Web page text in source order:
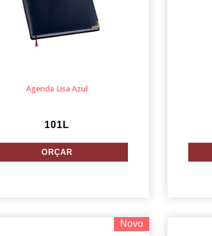
Agenda Lisa Azul
101L
Novo